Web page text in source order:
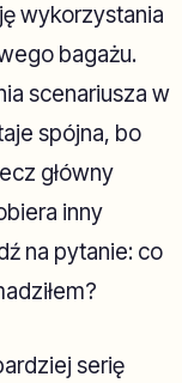
wykorzystania
bagażu.
scenariusza w
spójna, bo
główny
inny
na pytanie: co
serię